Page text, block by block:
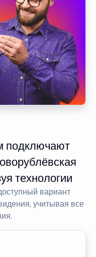
подключают
технологии
вариант
учитывая все